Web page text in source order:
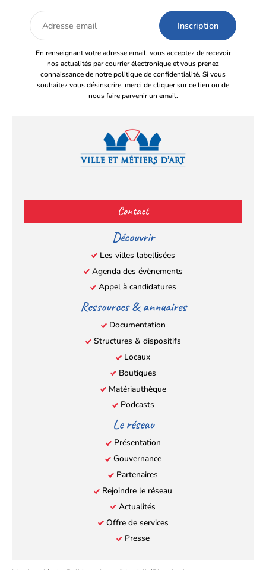
Adresse
email
En renseignant votre adresse email, vous acceptez de recevoir
nos actualités par courrier électronique et vous prenez
connaissance de notre politique de confidentialité. Si vous
souhaitez vous désinscrire, merci de cliquer sur ce lien ou de
nous faire parvenir un email.
(s’ouvre
dans
un
nouvel
onglet)
(s’ouvre
dans
un
nouvel
onglet)
(s’ouvre
dans
un
nouvel
onglet)
(s’ouvre
un
nouvel
onglet)
Contact
Découvrir
Les villes labellisées
Agenda des évènements
Appel à candidatures
Ressources & annuaires
Documentation
Structures & dispositifs
Locaux
Boutiques
Matériauthèque
Podcasts
Le réseau
Présentation
Gouvernance
Partenaires
Rejoindre le réseau
Actualités
Offre de services
Presse